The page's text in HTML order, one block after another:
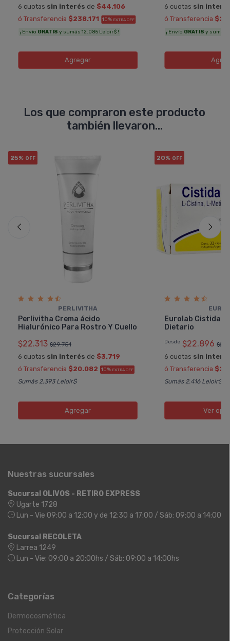
6 cuotas sin interés de $44.106
ó Transferencia $238.171 10% EXTRA OFF
¡ Envío GRATIS y sumás 12.085 Leloir$ !
Agregar
6 cuotas sin
ó Transferencia
¡ Envío GRATIS y sumás
Los que compraron este producto
también llevaron...
25% OFF
PERLIVITHA
Perlivitha Crema ácido
Hialurónico Para Rostro Y Cuello
$22.313 $29.751
6 cuotas sin interés de $3.719
ó Transferencia $20.082 10% EXTRA OFF
Sumás 2.393 Leloir$
Agregar
20% OFF
Eurolab Cistidac
Dietario
Desde $22.896
6 cuotas sin
ó Transferencia
Sumás 2.416 Leloir$
Ver
Nuestras sucursales
Sucursal OLIVOS - RETIRO EXPRESS
Ugarte 1728
Lun - Vie 09:00 a 12:00 y de 12:30 a 17:00 / Sáb: 09:00 a 14:00
Sucursal RECOLETA
Larrea 1249
Lun - Vie: 09:00 a 20:00hs / Sáb: 09:00 a 14:00hs
Categorías
Dermocosmética
Protección Solar